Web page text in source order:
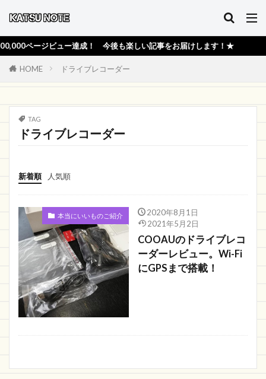
ージビュー達成！ 今後も楽しい記事をお届けします！★
HOME ドライブレコーダー
TAG
ドライブレコーダー
新着順 人気順
本当にいいものご紹介
2020年8月1日
2021年5月2日
COOAUのドライブレコ
ーダーレビュー。Wi-Fi
にGPSまで搭載！